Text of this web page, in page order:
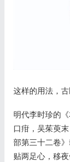
这样的用法，古
明代李时珍的
口疳，吴茱萸
部第三十二卷
贴两足心，移